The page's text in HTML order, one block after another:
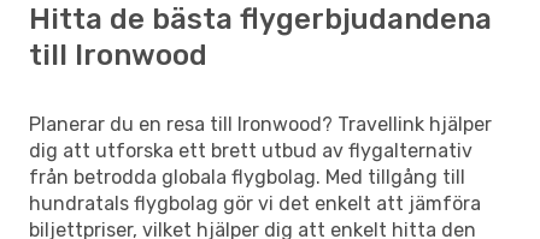
Hitta de bästa flygerbjudandena
till Ironwood
Planerar du en resa till Ironwood? Travellink hjälper
dig att utforska ett brett utbud av flygalternativ
från betrodda globala flygbolag. Med tillgång till
hundratals flygbolag gör vi det enkelt att jämföra
biljettpriser, vilket hjälper dig att enkelt hitta den